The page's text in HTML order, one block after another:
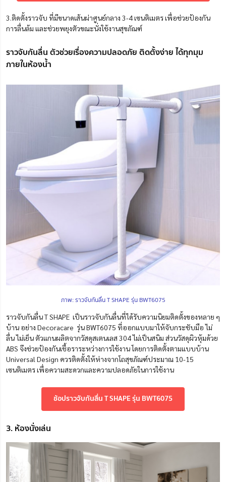
3.ติดตั้งราวจับ ที่มีขนาดเส้นผ่าศูนย์กลาง 3-4 เซนติเมตร เพื่อช่วยป้องกัน
การลื่นล้ม และช่วยพยุงตัวขณะนั่งใช้งานสุขภัณฑ์
ราวจับกันลื่น ตัวช่วยเรื่องความปลอดภัย ติดตั้งง่าย ได้ทุกมุม
ภายในห้องน้ำ
ภาพ: ราวจับกันลื่น T SHAPE รุ่น BWT6075
ราวจับกันลื่น T SHAPE เป็นราวจับกันลื่นที่ได้รับความนิยมติดตั้งของหลาย ๆ
บ้าน อย่าง Decoracare รุ่น BWT6075 ที่ออกแบบมาให้จับกระชับมือ ไม่
ลื่น ไม่เย็น ตัวแกนผลิตจากวัสดุสเตนเลส 304 ไม่เป็นสนิม ส่วนวัสดุผิวหุ้มด้วย
ABS จึงช่วยป้องกันเชื้อราระหว่างการใช้งาน โดยการติดตั้งตามแบบบ้าน
Universal Design ควรติดตั้งให้ห่างจากโถสุขภัณฑ์ประมาณ 10-15
เซนติเมตร เพื่อความสะดวกและความปลอดภัยในการใช้งาน
ช้อปราวจับกันลื่น T SHAPE รุ่น BWT6075
3. ห้องนั่งเล่น